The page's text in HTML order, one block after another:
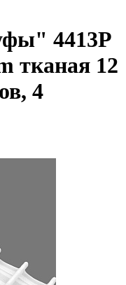
4413P
тканая 12
4